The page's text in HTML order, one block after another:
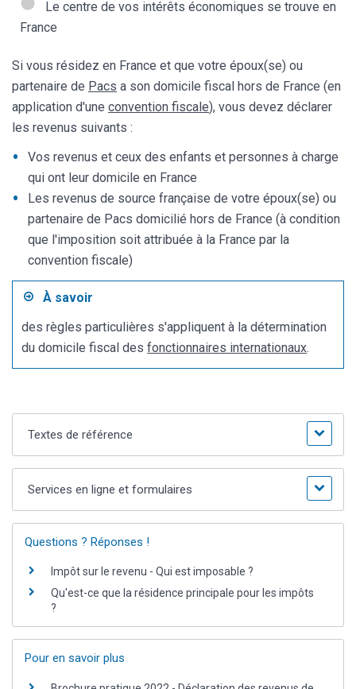
Le centre de vos intérêts économiques se trouve en
France
Si vous résidez en France et que votre époux(se) ou
partenaire de Pacs a son domicile fiscal hors de France (en
application d'une convention fiscale), vous devez déclarer
les revenus suivants :
Vos revenus et ceux des enfants et personnes à charge
qui ont leur domicile en France
Les revenus de source française de votre époux(se) ou
partenaire de Pacs domicilié hors de France (à condition
que l'imposition soit attribuée à la France par la
convention fiscale)
À savoir
des règles particulières s'appliquent à la détermination
du domicile fiscal desfonctionnaires internationaux.
Textes de référence
Services en ligne et formulaires
Questions ? Réponses !
Impôt sur le revenu - Qui est imposable ?
Qu'est-ce que la résidence principale pour les impôts
?
Pour en savoir plus